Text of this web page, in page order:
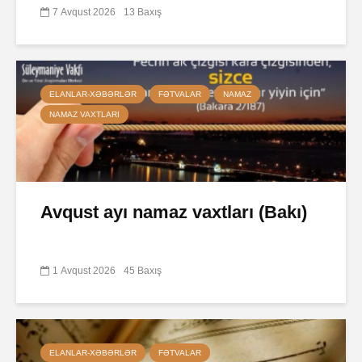
7 Avqust 2026 13 Baxış
ELANLAR-XƏBƏRLƏR FƏTVALAR NAMAZ
NAMAZ VAXTLARI
Avqust ayı namaz vaxtları (Bakı)
1 Avqust 2026 45 Baxış
ELANLAR-XƏBƏRLƏR FƏTVALAR